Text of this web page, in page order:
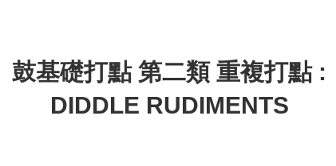
鼓基礎打點 第二類 重複打點 :
DIDDLE RUDIMENTS